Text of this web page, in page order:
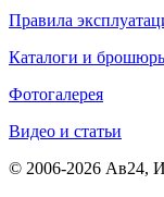
Правила
Каталоги и
Фотогалерея
Видео и статьи
© 2006-2026 Ав24,